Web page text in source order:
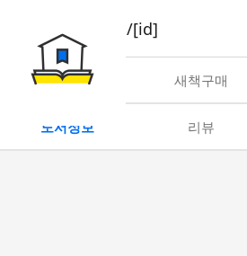
book/rent/[id]
대여 새책구매
도서정보 리뷰